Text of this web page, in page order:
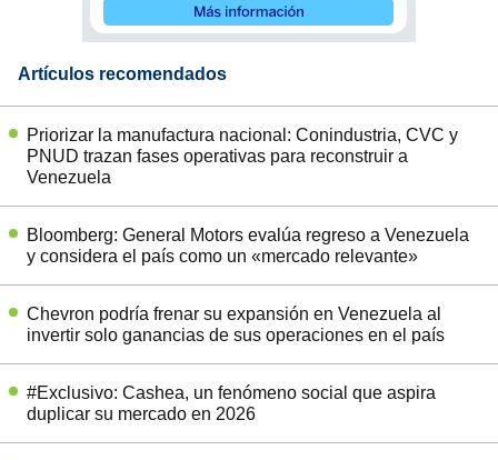
Artículos recomendados
Priorizar la manufactura nacional: Conindustria, CVC y
PNUD trazan fases operativas para reconstruir a
Venezuela
Bloomberg: General Motors evalúa regreso a Venezuela
y considera el país como un «mercado relevante»
Chevron podría frenar su expansión en Venezuela al
invertir solo ganancias de sus operaciones en el país
#Exclusivo: Cashea, un fenómeno social que aspira
duplicar su mercado en 2026